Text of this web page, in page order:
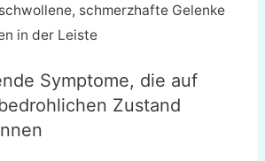
schmerzhafte Gelenke
in der Leiste
Symptome, die auf
Zustand